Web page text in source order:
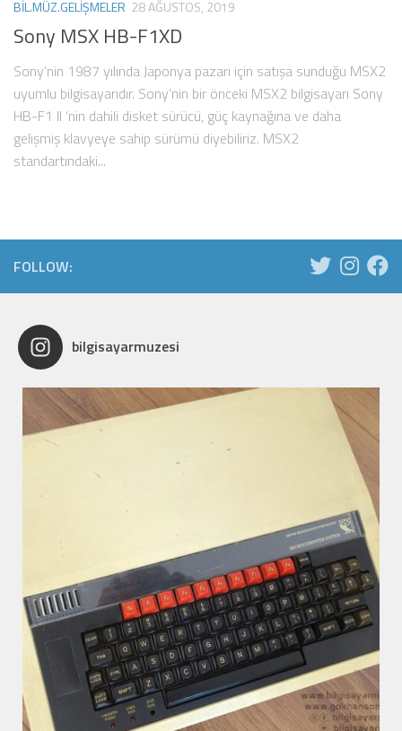
BIL.MÜZ.GELIŞMELER 28 AĞUSTOS, 2019
Sony MSX HB-F1XD
Sony’nin 1987 yılında Japonya pazarı için satışa sunduğu MSX2
uyumlu bilgisayarıdır. Sony’nin bir önceki MSX2 bilgisayarı Sony
HB-F1 II ‘nin dahili disket sürücü, güç kaynağına ve daha
gelişmiş klavyeye sahip sürümü diyebiliriz. MSX2
standartındaki...
FOLLOW:
bilgisayarmuzesi